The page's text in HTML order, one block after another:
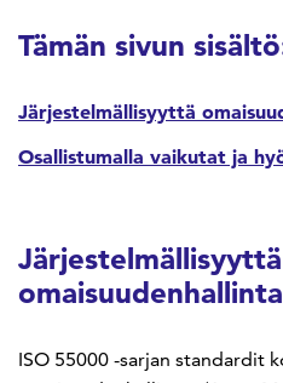
Tämän sivun
Järjestelmällisyyttä
Osallistumalla vaikutat ja
Järjestelmällisyyttä
ISO 55000 -sarjan standardit